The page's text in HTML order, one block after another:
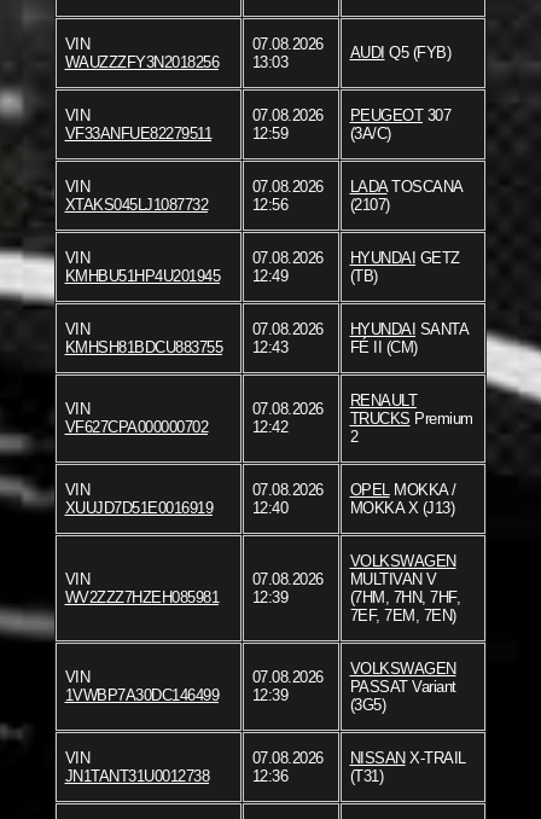
VIN
WAUZZZFY3N2018256
07.08.2026
13:03
AUDI Q5 (FYB)
VIN
VF33ANFUE82279511
07.08.2026
12:59
PEUGEOT307
(3A/C)
VIN
XTAKS045LJ1087732
07.08.2026
12:56
LADATOSCANA
(2107)
VIN
KMHBU51HP4U201945
07.08.2026
12:49
HYUNDAI GETZ
(TB)
VIN
KMHSH81BDCU883755
07.08.2026
12:43
HYUNDAI SANTA
FÉ II (CM)
VIN
VF627CPA000000702
07.08.2026
12:42
RENAULT
TRUCKS Premium
2
VIN
XUUJD7D51E0016919
07.08.2026
12:40
OPELMOKKA /
MOKKA X (J13)
VIN
WV2ZZZ7HZEH085981
07.08.2026
12:39
VOLKSWAGEN
MULTIVAN V
(7HM, 7HN, 7HF,
7EF, 7EM, 7EN)
VIN
1VWBP7A30DC146499
07.08.2026
12:39
VOLKSWAGEN
PASSAT Variant
(3G5)
VIN
JN1TANT31U0012738
07.08.2026
12:36
NISSAN X-TRAIL
(T31)